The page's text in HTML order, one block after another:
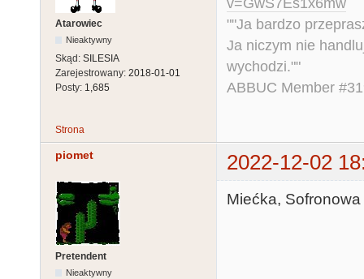
Atarowiec
Nieaktywny
Skąd: SILESIA
Zarejestrowany: 2018-01-01
Posty: 1,685
v=GwS7Es1x6mw
""Ja bardzo
Ja niczym nie
wychodzi.""
ABBUC Member
Strona
piomet 2022-12-02
Pretendent
Nieaktywny
Miećka,